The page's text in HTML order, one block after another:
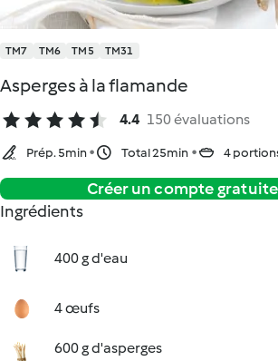
TM7 TM6 TM5 TM31
Asperges à la flamande
4.4 150 évaluations
Prép. 5min Total 25min 4
Créer un compte
Ingrédients
400 g d'eau
4 œufs
600 g d'asperges